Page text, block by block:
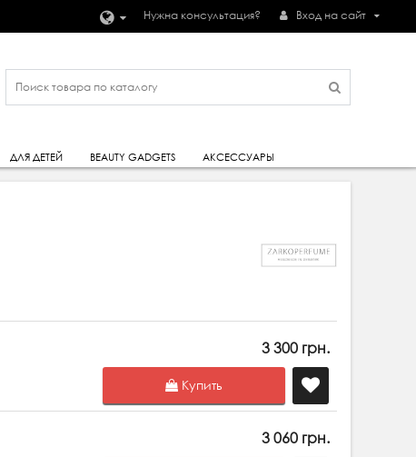
Нужна консультация? Вход на сайт
ДЛЯ ДЕТЕЙ BEAUTY GADGETS АКСЕССУАРЫ
3 300 грн.
Купить
3 060 грн.